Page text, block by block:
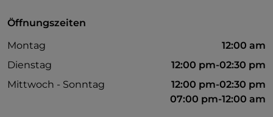
Behindertengerechtes Badezimmer
Öffnungszeiten
Montag
12:00 am
Dienstag
12:00 pm-02:30 pm
Mittwoch - Sonntag
12:00 pm-02:30 pm
07:00 pm-12:00 am